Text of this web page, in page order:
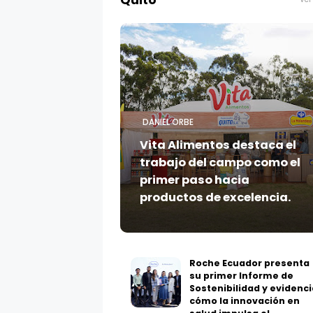
DANIEL ORBE
Vita Alimentos destaca el
trabajo del campo como el
primer paso hacia
productos de excelencia.
Roche Ecuador presenta
su primer Informe de
Sostenibilidad y
cómo la innovación en